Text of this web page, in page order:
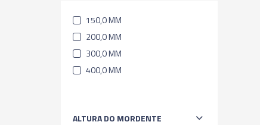
150,0 MM
200,0 MM
300,0 MM
400,0 MM
ALTURA DO MORDENTE